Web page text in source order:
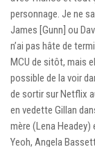
personnage. Je ne
James [Gunn] ou
n’ai pas hâte de
MCU de sitôt, mais
possible de la voir
de sortir sur Netflix
en vedette Gillan
mère (Lena Headey)
Yeoh, Angela